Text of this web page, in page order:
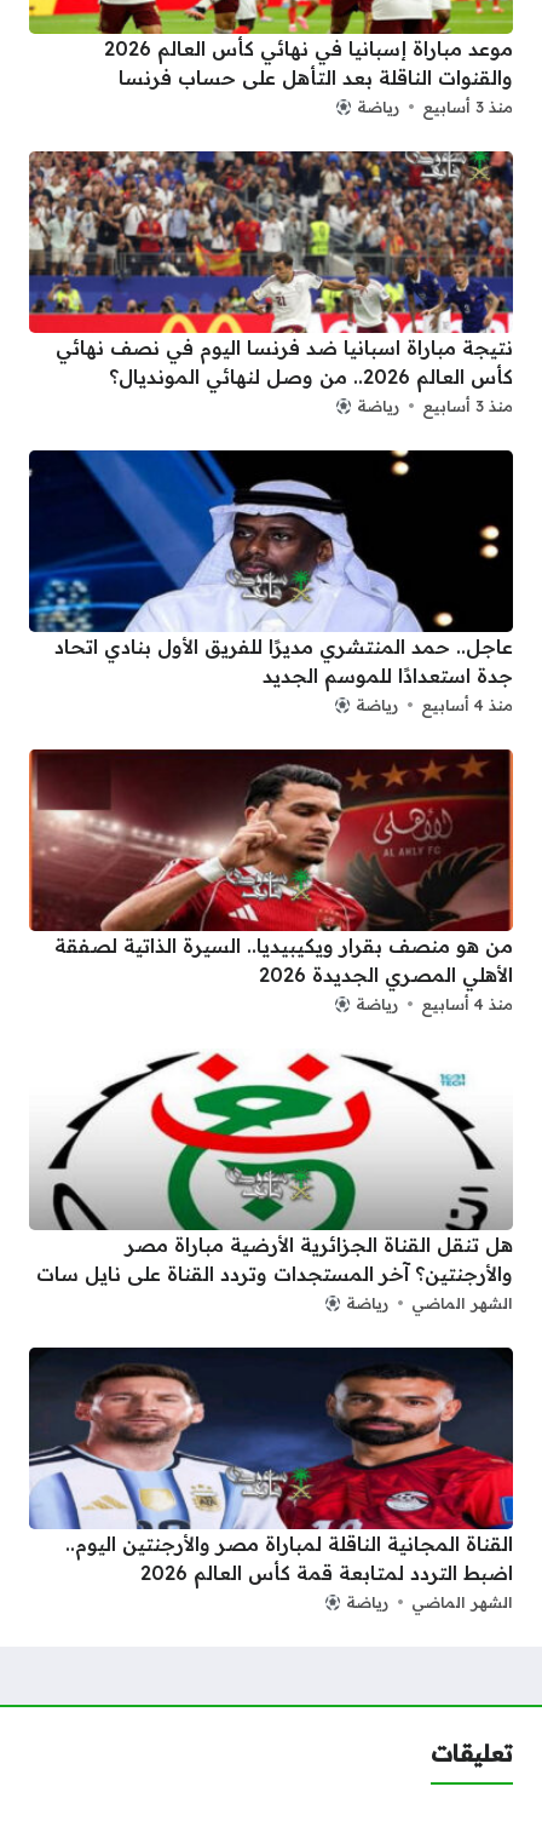
موعد مباراة إسبانيا في نهائي كأس العالم 2026
والقنوات الناقلة بعد التأهل على حساب فرنسا
منذ 3 أسابيع رياضة
نتيجة مباراة اسبانيا ضد فرنسا اليوم في نصف نهائي
كأس العالم 2026.. من وصل لنهائي المونديال؟
منذ 3 أسابيع رياضة
عاجل.. حمد المنتشري مديرًا للفريق الأول بنادي اتحاد
جدة استعدادًا للموسم الجديد
منذ 4 أسابيع رياضة
من هو منصف بقرار ويكيبيديا.. السيرة الذاتية لصفقة
الأهلي المصري الجديدة 2026
منذ 4 أسابيع رياضة
هل تنقل القناة الجزائرية الأرضية مباراة مصر
والأرجنتين؟ آخر المستجدات وتردد القناة على نايل سات
الشهر الماضي رياضة
القناة المجانية الناقلة لمباراة مصر والأرجنتين اليوم..
اضبط التردد لمتابعة قمة كأس العالم 2026
الشهر الماضي رياضة
تعليقات